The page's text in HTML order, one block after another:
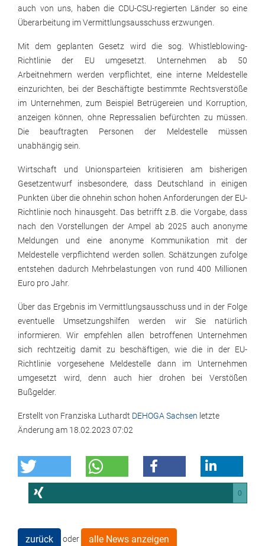
auch von uns, haben die CDU-CSU-regierten Länder so eine
Überarbeitung im Vermittlungsausschuss erzwungen.
Mit dem geplanten Gesetz wird die sog. Whistleblowing-
Richtlinie der EU umgesetzt. Unternehmen ab 50
Arbeitnehmern werden verpflichtet, eine interne Meldestelle
einzurichten, bei der Beschäftigte bestimmte Rechtsverstöße
im Unternehmen, zum Beispiel Betrügereien und Korruption,
anzeigen können, ohne Repressalien befürchten zu müssen.
Die beauftragten Personen der Meldestelle müssen
unabhängig sein.
Wirtschaft und Unionsparteien kritisieren am bisherigen
Gesetzentwurf insbesondere, dass Deutschland in einigen
Punkten über die ohnehin schon hohen Anforderungen der EU-
Richtlinie noch hinausgeht. Das betrifft z.B. die Vorgabe, dass
nach den Vorstellungen der Ampel ab 2025 auch anonyme
Meldungen und eine anonyme Kommunikation mit der
Meldestelle verpflichtend werden sollen. Schätzungen zufolge
entstehen dadurch Mehrbelastungen von rund 400 Millionen
Euro pro Jahr.
Über das Ergebnis im Vermittlungsausschuss und in der Folge
eventuelle Umsetzungshilfen werden wir Sie natürlich
informieren. Wir empfehlen allen betroffenen Unternehmen
sich rechtzeitig damit zu beschäftigen, wie die in der EU-
Richtlinie vorgesehene Meldestelle dann im Unternehmen
umgesetzt wird, denn auch hier drohen bei Verstößen
Bußgelder.
Erstellt von Franziska Luthardt DEHOGA Sachsen letzte
Änderung am 18.02.2023 07:02
0
zurück oder alle News anzeigen